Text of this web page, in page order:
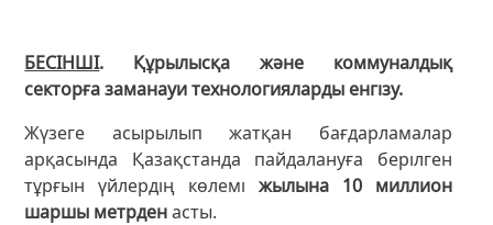
БЕСІНШІ. Құрылысқа және коммуналдық
секторға заманауи технологияларды енгізу.
Жүзеге асырылып жатқан бағдарламалар
арқасында Қазақстанда пайдалануға берілген
тұрғын үйлердің көлемі жылына 10 миллион
шаршы метрденасты.